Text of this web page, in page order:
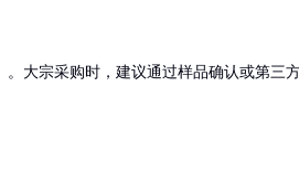
大宗采购时，建议通过样品确认或第三